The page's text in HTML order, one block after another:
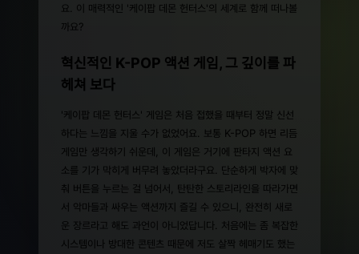
요. 이 매력적인 '케이팝 데몬 헌터스'의 세계로 함께 떠나볼
까요?
혁신적인 K-POP 액션 게임, 그 깊이를 파
헤쳐 보다
'케이팝 데몬 헌터스' 게임은 처음 접했을 때부터 정말 신선
하다는 느낌을 지울 수가 없었어요. 보통 K-POP 하면 리듬
게임만 생각하기 쉬운데, 이 게임은 거기에 판타지 액션 요
소를 기가 막히게 버무려 놓았더라구요. 단순하게 박자에 맞
춰 버튼을 누르는 걸 넘어서, 탄탄한 스토리라인을 따라가면
서 악마들과 싸우는 액션까지 즐길 수 있으니, 완전히 새로
운 장르라고 해도 과언이 아니었답니다. 처음에는 좀 복잡한
시스템이나 방대한 콘텐츠 때문에 저도 살짝 헤매기도 했는